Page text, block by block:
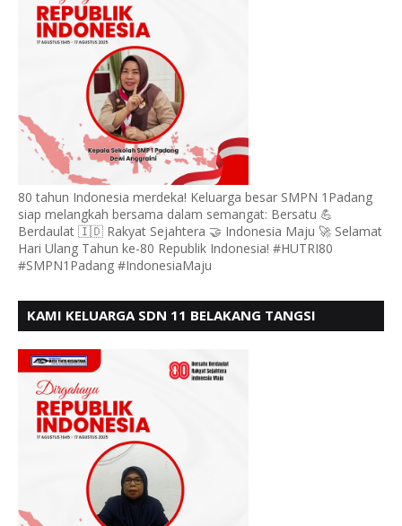
80 tahun Indonesia merdeka! Keluarga besar SMPN 1Padang
siap melangkah bersama dalam semangat: Bersatu 💪
Berdaulat 🇮🇩 Rakyat Sejahtera 🤝 Indonesia Maju 🚀 Selamat
Hari Ulang Tahun ke-80 Republik Indonesia! #HUTRI80
#SMPN1Padang #IndonesiaMaju
KAMI KELUARGA SDN 11 BELAKANG TANGSI